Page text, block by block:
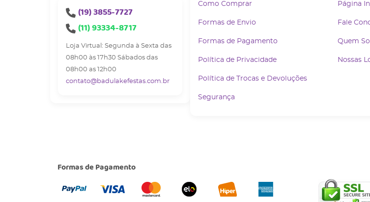
(19)3855-7727
(11)93334-8717
Loja Virtual: Segunda à Sexta das
08h00 às 17h30 Sábados das
08h00 as 12h00
contato@badulakefestas.com.br
Como Comprar
Formas de Envio
Formas de Pagamento
Política de Privacidade
Política de Trocas e Devoluções
Segurança
Página
Fale
Quem
Nossas
Formas de Pagamento